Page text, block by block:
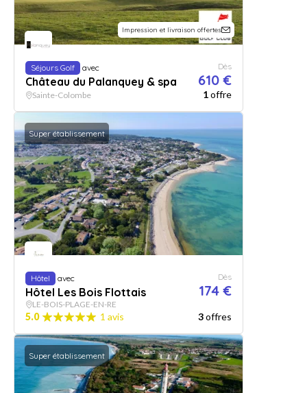
Impression et livraison offertes
Séjours Golf avec
Château du Palanquey & spa
Dès
610 €
Sainte-Colombe 1offre
Super établissement
Hôtel avec
Hôtel Les Bois Flottais
Dès
174 €
LE-BOIS-PLAGE-EN-RE
5.0 1 avis 3offres
Super établissement